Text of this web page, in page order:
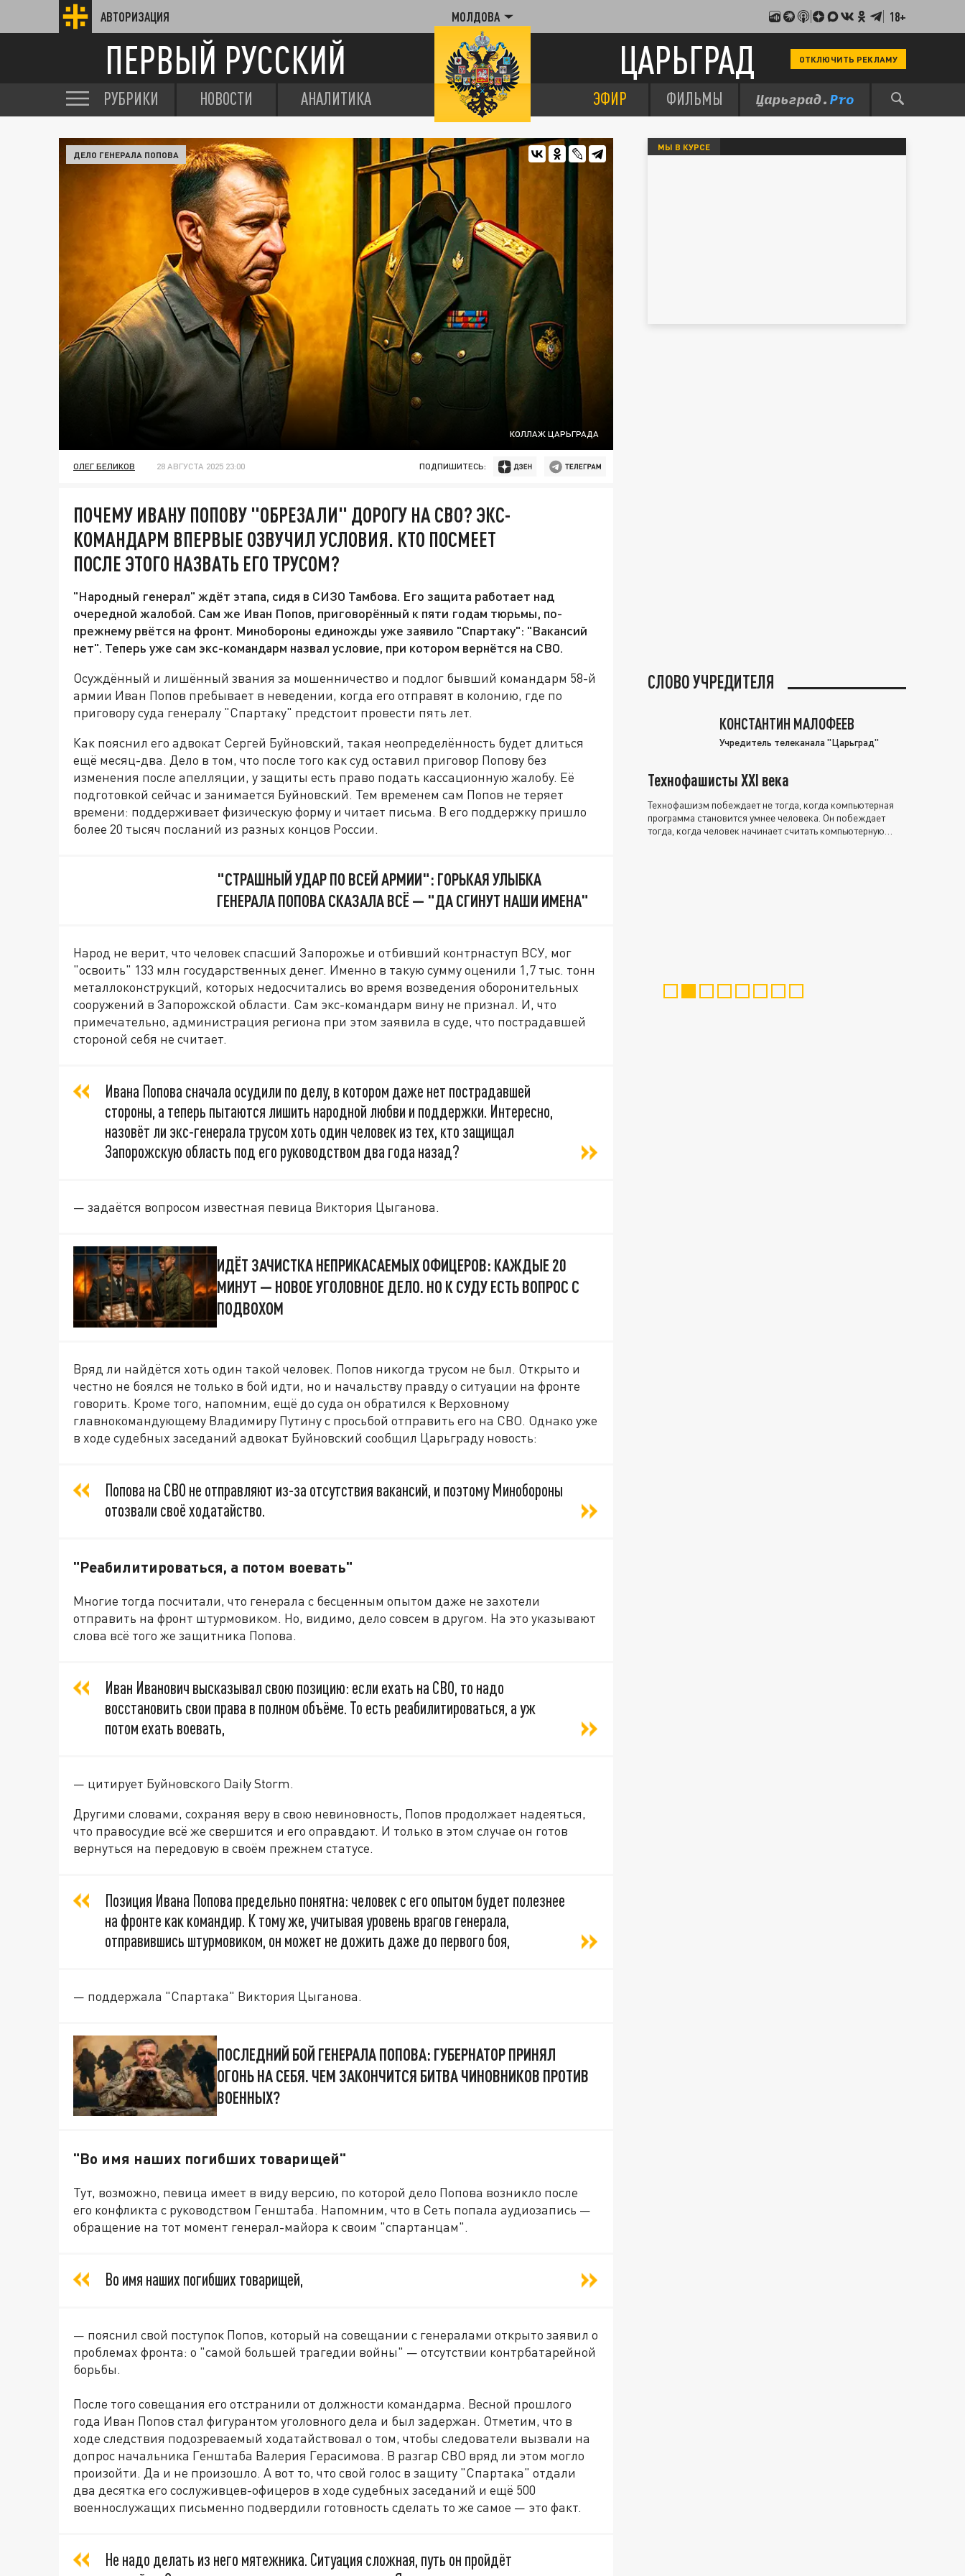
АВТОРИЗАЦИЯ МОЛДОВА 18+
ПЕРВЫЙ РУССКИЙ ЦАРЬГРАД ОТКЛЮЧИТЬ РЕКЛАМУ
РУБРИКИ НОВОСТИ АНАЛИТИКА ЭФИР ФИЛЬМЫ
КОЛЛАЖ ЦАРЬГРАДА
ДЕЛО ГЕНЕРАЛА ПОПОВА
ОЛЕГ БЕЛИКОВ 28 АВГУСТА 2025 23:00 ПОДПИШИТЕСЬ:
ПОЧЕМУ ИВАНУ ПОПОВУ "ОБРЕЗАЛИ" ДОРОГУ НА СВО? ЭКС-
КОМАНДАРМ ВПЕРВЫЕ ОЗВУЧИЛ УСЛОВИЯ. КТО ПОСМЕЕТ
ПОСЛЕ ЭТОГО НАЗВАТЬ ЕГО ТРУСОМ?
"Народный генерал" ждёт этапа, сидя в СИЗО Тамбова. Его защита работает над
очередной жалобой. Сам же Иван Попов, приговорённый к пяти годам тюрьмы, по-
прежнему рвётся на фронт. Минобороны единожды уже заявило "Спартаку": "Вакансий
нет". Теперь уже сам экс-командарм назвал условие, при котором вернётся на СВО.
Осуждённый и лишённый звания за мошенничество и подлог бывший командарм 58-й
армии Иван Попов пребывает в неведении, когда его отправят в колонию, где по
приговору суда генералу "Спартаку" предстоит провести пять лет.
Как пояснил его адвокат Сергей Буйновский, такая неопределённость будет длиться
ещё месяц-два. Дело в том, что после того как суд оставил приговор Попову без
изменения после апелляции, у защиты есть право подать кассационную жалобу. Её
подготовкой сейчас и занимается Буйновский. Тем временем сам Попов не теряет
времени: поддерживает физическую форму и читает письма. В его поддержку пришло
более 20 тысяч посланий из разных концов России.
"СТРАШНЫЙ УДАР ПО ВСЕЙ АРМИИ": ГОРЬКАЯ УЛЫБКА
ГЕНЕРАЛА ПОПОВА СКАЗАЛА ВСЁ — "ДА СГИНУТ НАШИ ИМЕНА"
Народ не верит, что человек спасший Запорожье и отбивший контрнаступ ВСУ, мог
"освоить" 133 млн государственных денег. Именно в такую сумму оценили 1,7 тыс. тонн
металлоконструкций, которых недосчитались во время возведения оборонительных
сооружений в Запорожской области. Сам экс-командарм вину не признал. И, что
примечательно, администрация региона при этом заявила в суде, что пострадавшей
стороной себя не считает.
Ивана Попова сначала осудили по делу, в котором даже нет пострадавшей
стороны, а теперь пытаются лишить народной любви и поддержки. Интересно,
назовёт ли экс-генерала трусом хоть один человек из тех, кто защищал
Запорожскую область под его руководством два года назад?
— задаётся вопросом известная певица Виктория Цыганова.
ИДЁТ ЗАЧИСТКА НЕПРИКАСАЕМЫХ ОФИЦЕРОВ: КАЖДЫЕ 20
МИНУТ — НОВОЕ УГОЛОВНОЕ ДЕЛО. НО К СУДУ ЕСТЬ ВОПРОС С
ПОДВОХОМ
Вряд ли найдётся хоть один такой человек. Попов никогда трусом не был. Открыто и
честно не боялся не только в бой идти, но и начальству правду о ситуации на фронте
говорить. Кроме того, напомним, ещё до суда он обратился к Верховному
главнокомандующему Владимиру Путину с просьбой отправить его на СВО. Однако уже
в ходе судебных заседаний адвокат Буйновский сообщил Царьграду новость:
Попова на СВО не отправляют из-за отсутствия вакансий, и поэтому Минобороны
отозвали своё ходатайство.
"Реабилитироваться, а потом воевать"
Многие тогда посчитали, что генерала с бесценным опытом даже не захотели
отправить на фронт штурмовиком. Но, видимо, дело совсем в другом. На это указывают
слова всё того же защитника Попова.
Иван Иванович высказывал свою позицию: если ехать на СВО, то надо
восстановить свои права в полном объёме. То есть реабилитироваться, а уж
потом ехать воевать,
— цитирует Буйновского Daily Storm.
Другими словами, сохраняя веру в свою невиновность, Попов продолжает надеяться,
что правосудие всё же свершится и его оправдают. И только в этом случае он готов
вернуться на передовую в своём прежнем статусе.
Позиция Ивана Попова предельно понятна: человек с его опытом будет полезнее
на фронте как командир. К тому же, учитывая уровень врагов генерала,
отправившись штурмовиком, он может не дожить даже до первого боя,
— поддержала "Спартака" Виктория Цыганова.
ПОСЛЕДНИЙ БОЙ ГЕНЕРАЛА ПОПОВА: ГУБЕРНАТОР ПРИНЯЛ
ОГОНЬ НА СЕБЯ. ЧЕМ ЗАКОНЧИТСЯ БИТВА ЧИНОВНИКОВ ПРОТИВ
ВОЕННЫХ?
"Во имя наших погибших товарищей"
Тут, возможно, певица имеет в виду версию, по которой дело Попова возникло после
его конфликта с руководством Генштаба. Напомним, что в Сеть попала аудиозапись —
обращение на тот момент генерал-майора к своим "спартанцам".
Во имя наших погибших товарищей,
— пояснил свой поступок Попов, который на совещании с генералами открыто заявил о
проблемах фронта: о "самой большей трагедии войны" — отсутствии контрбатарейной
борьбы.
После того совещания его отстранили от должности командарма. Весной прошлого
года Иван Попов стал фигурантом уголовного дела и был задержан. Отметим, что в
ходе следствия подозреваемый ходатайствовал о том, чтобы следователи вызвали на
допрос начальника Генштаба Валерия Герасимова. В разгар СВО вряд ли этом могло
произойти. Да и не произошло. А вот то, что свой голос в защиту "Спартака" отдали
два десятка его сослуживцев-офицеров в ходе судебных заседаний и ещё 500
военнослужащих письменно подвердили готовность сделать то же самое — это факт.
Не надо делать из него мятежника. Ситуация сложная, путь он пройдёт
МЫ В КУРСЕ
СЛОВО УЧРЕДИТЕЛЯ
КОНСТАНТИН МАЛОФЕЕВ
Учредитель телеканала "Царьград"
Технофашисты XXI века
Технофашизм побеждает не тогда, когда компьютерная
программа становится умнее человека. Он побеждает
тогда, когда человек начинает считать компьютерную